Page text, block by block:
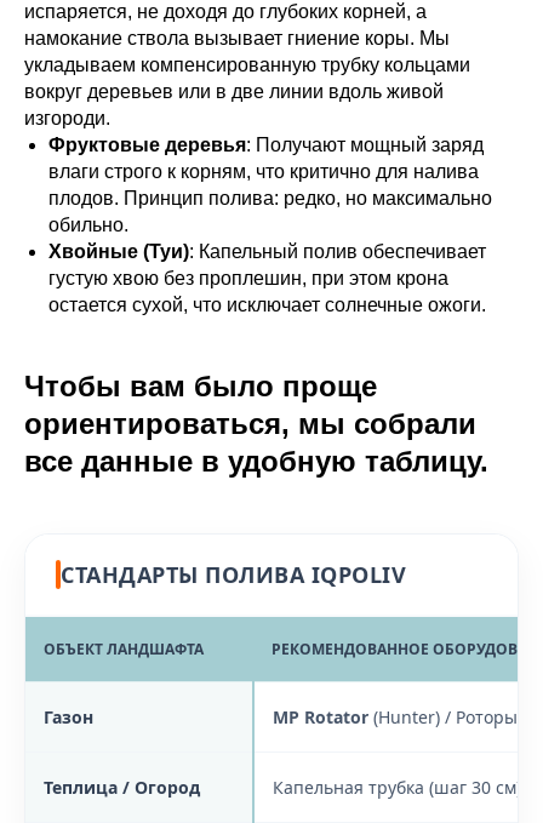
испаряется, не доходя до глубоких корней, а
намокание ствола вызывает гниение коры. Мы
укладываем компенсированную трубку кольцами
вокруг деревьев или в две линии вдоль живой
изгороди.
Фруктовые деревья: Получают мощный заряд
влаги строго к корням, что критично для налива
плодов. Принцип полива: редко, но максимально
обильно.
Хвойные (Туи): Капельный полив обеспечивает
густую хвою без проплешин, при этом крона
остается сухой, что исключает солнечные ожоги.
Чтобы вам было проще
ориентироваться, мы собрали
все данные в удобную таблицу.
СТАНДАРТЫ ПОЛИВА IQPOLIV
ОБЪЕКТ ЛАНДШАФТА РЕКОМЕНДОВАННОЕ
Газон MP Rotator (Hunter) / Роторы
Теплица / Огород Капельная трубка (шаг 30 см)